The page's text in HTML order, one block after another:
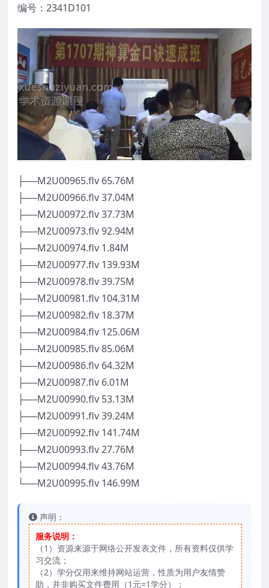
编号：2341D101
├──M2U00965.flv 65.76M
├──M2U00966.flv 37.04M
├──M2U00972.flv 37.73M
├──M2U00973.flv 92.94M
├──M2U00974.flv 1.84M
├──M2U00977.flv 139.93M
├──M2U00978.flv 39.75M
├──M2U00981.flv 104.31M
├──M2U00982.flv 18.37M
├──M2U00984.flv 125.06M
├──M2U00985.flv 85.06M
├──M2U00986.flv 64.32M
├──M2U00987.flv 6.01M
├──M2U00990.flv 53.13M
├──M2U00991.flv 39.24M
├──M2U00992.flv 141.74M
├──M2U00993.flv 27.76M
├──M2U00994.flv 43.76M
└──M2U00995.flv 146.99M
声明：
服务说明：
（1）资源来源于网络公开发表文件，所有资料仅供学
习交流；
（2）学分仅用来维持网站运营，性质为用户友情赞
助，并非购买文件费用（1元=1学分）；